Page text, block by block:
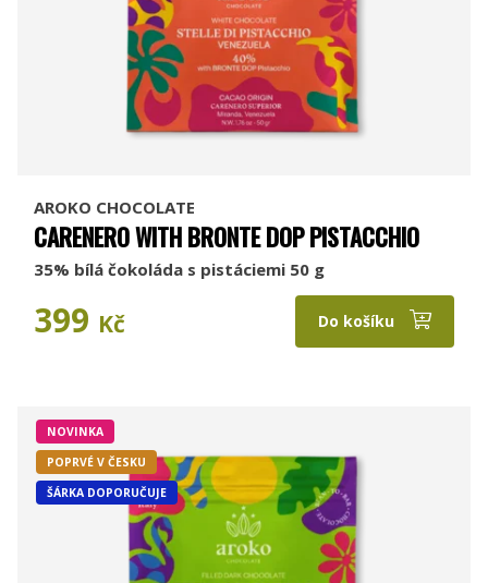
AROKO CHOCOLATE
CARENERO WITH BRONTE DOP PISTACCHIO
35% bílá čokoláda s pistáciemi 50 g
399 Kč Do košíku
NOVINKA
POPRVÉ V ČESKU
ŠÁRKA DOPORUČUJE